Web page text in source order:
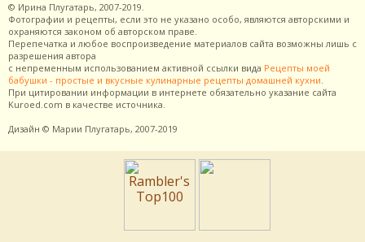
© Ирина Плугатарь, 2007-2019.
Фотографии и рецепты, если это не указано особо, являются авторскими и
охраняются законом об авторском праве.
Перепечатка и любое воспроизведение материалов сайта возможны лишь с
разрешения автора
с непременным использованием активной ссылки вида Рецепты моей
бабушки - простые и вкусные кулинарные рецепты домашней кухни.
При цитировании информации в интернете обязательно указание сайта
Kuroed.com в качестве источника.
Дизайн © Марии Плугатарь, 2007-2019